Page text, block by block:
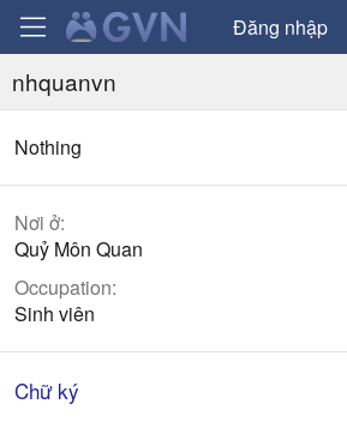
Đăng nhập
nhquanvn
Nothing
Nơi ở
Quỷ Môn Quan
Occupation
Sinh viên
Chữ ký